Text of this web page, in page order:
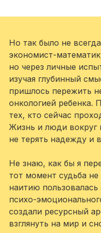
Но так было не
экономист-
но через личные
изучая глубинный
пришлось пережить
онкологией ребенка.
тех, кто сейчас
Жизнь и люди вокруг
не терять надежду и
Не знаю, как бы я
тот момент судьба
наитию
психо-
создали ресурсный
взглянуть на мир и